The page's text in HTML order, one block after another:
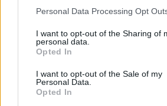
Please note that this website/app uses
not limited to your visit or usage
grant or deny consent to Google and
use your data for below specified
consent section.
Personal Data Processing Opt
I want to opt-out of the Sharing of
personal data.
Opted In
I want to opt-out of the Sale of my
Personal Data.
Opted In